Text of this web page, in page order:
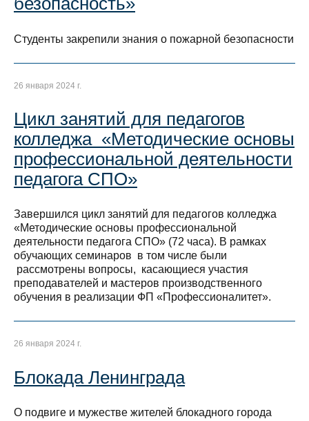
Студенты закрепили знания о пожарной безопасности
26 января 2024 г.
Цикл занятий для педагогов
колледжа «Методические основы
профессиональной деятельности
педагога СПО»
Завершился цикл занятий для педагогов колледжа
«Методические основы профессиональной
деятельности педагога СПО» (72 часа). В рамках
обучающих семинаров в том числе были
рассмотрены вопросы, касающиеся участия
преподавателей и мастеров производственного
обучения в реализации ФП «Профессионалитет».
26 января 2024 г.
Блокада Ленинграда
О подвиге и мужестве жителей блокадного города